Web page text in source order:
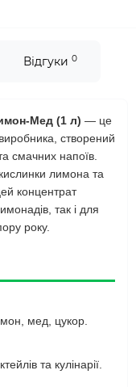
Відгуки 0
Мед (1 л) — це
створений
смачних напоїв.
лимона та
концентрат
так і для
року.
мед, цукор.
та кулінарії.